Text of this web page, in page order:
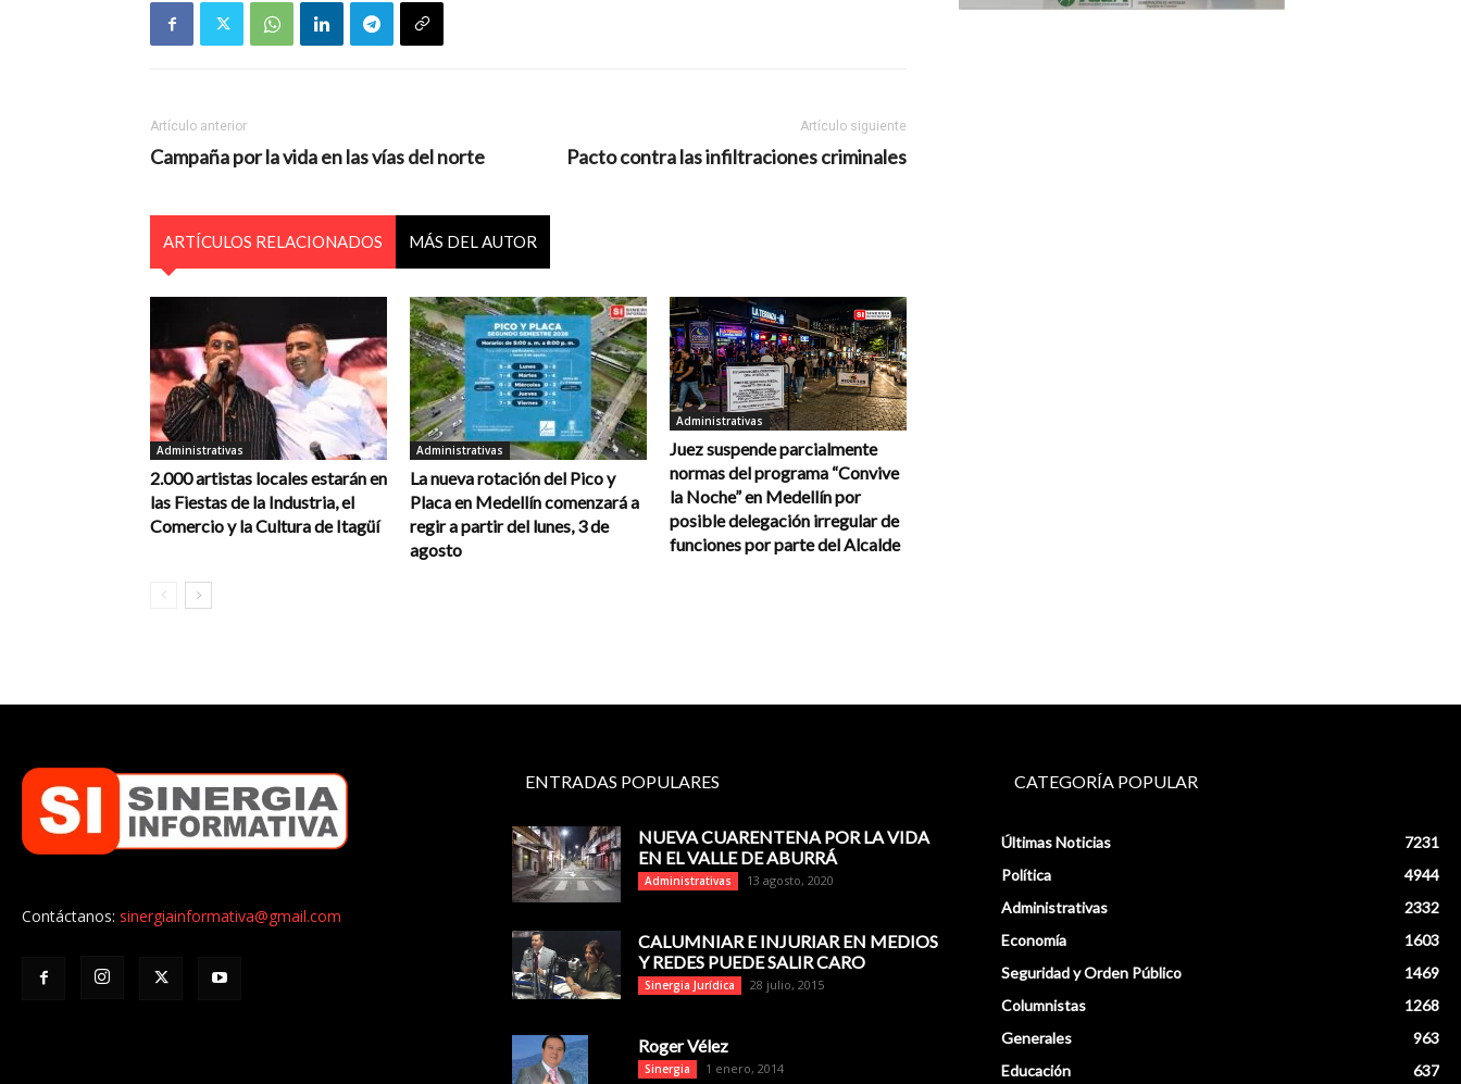
Artículo anterior
Campaña por la vida en las vías del norte
Artículo siguiente
Pacto contra las infiltraciones criminales
ARTÍCULOS RELACIONADOS MÁS DEL AUTOR
Administrativas
2.000 artistas locales estarán en
las Fiestas de la Industria, el
Comercio y la Cultura de Itagüí
Administrativas
La nueva rotación del Pico y
Placa en Medellín comenzará a
regir a partir del lunes, 3 de
agosto
Administrativas
Juez suspende parcialmente
normas del programa “Convive
la Noche” en Medellín por
posible delegación irregular de
funciones por parte del Alcalde
Contáctanos: sinergiainformativa@gmail.com
ENTRADAS POPULARES
NUEVA CUARENTENA POR LA VIDA
EN EL VALLE DE ABURRÁ
Administrativas 13 agosto, 2020
CALUMNIAR E INJURIAR EN MEDIOS
Y REDES PUEDE SALIR CARO
Sinergia Jurídica 28 julio, 2015
Roger Vélez
Sinergia 1 enero, 2014
CATEGORÍA POPULAR
Últimas Noticias
7231
Política
4944
Administrativas
2332
Economía
1603
Seguridad y Orden Público
1469
Columnistas
1268
Generales
963
Educación
637